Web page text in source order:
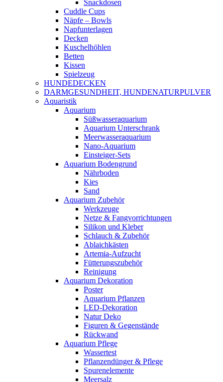
Snackdosen
Cuddle Cups
Näpfe – Bowls
Napfunterlagen
Decken
Kuschelhöhlen
Betten
Kissen
Spielzeug
HUNDEDECKEN
DARMGESUNDHEIT, HUNDENATURPULVER
Aquaristik
Aquarium
Süßwasseraquarium
Aquarium Unterschrank
Meerwasseraquarium
Nano-Aquarium
Einsteiger-Sets
Aquarium Bodengrund
Nährboden
Kies
Sand
Aquarium Zubehör
Werkzeuge
Netze & Fangvorrichtungen
Silikon und Kleber
Schlauch & Zubehör
Ablaichkästen
Artemia-Aufzucht
Fütterungszubehör
Reinigung
Aquarium Dekoration
Poster
Aquarium Pflanzen
LED-Dekoration
Natur Deko
Figuren & Gegenstände
Rückwand
Aquarium Pflege
Wassertest
Pflanzendünger & Pflege
Spurenelemente
Meersalz